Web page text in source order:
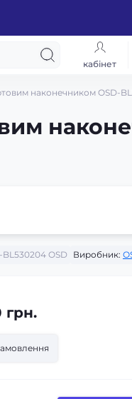
кабінет
наконечником OSD-
BL530204 OSD Виробник:
грн.